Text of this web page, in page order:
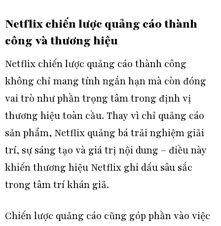
Netflix chiến lược quảng cáothành
công và thương hiệu
Netflix chiến lược quảng cáo thành công
không chỉ mang tính ngắn hạn mà còn đóng
vai trò như phần trọng tâm trong định vị
thương hiệu toàn cầu. Thay vì chỉ quảng cáo
sản phẩm, Netflix quảng bá trải nghiệm giải
trí, sự sáng tạo và giá trị nội dung – điều này
khiến thương hiệu Netflix ghi dấu sâu sắc
trong tâm trí khán giả.
Chiến lược quảng cáo cũng góp phần vào việc